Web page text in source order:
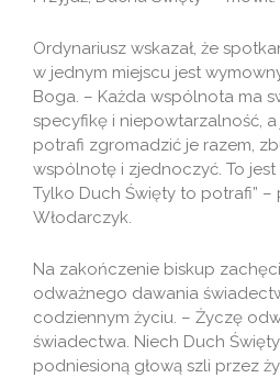
Ordynariusz wskazał, że
w jednym miejscu jest
Boga. – Każda wspólnota ma
specyfikę i niepowtarzalność,
potrafi zgromadzić je razem,
wspólnotę i zjednoczyć. To
Tylko Duch Święty to potrafi” –
Włodarczyk.
Na zakończenie biskup
odważnego dawania
codziennym życiu. – Życzę
świadectwa. Niech Duch
podniesioną głową szli przez